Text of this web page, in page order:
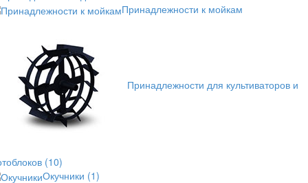
Принадлежности к мойкам
Принадлежности для культиваторов и
(10)
Окучники (1)